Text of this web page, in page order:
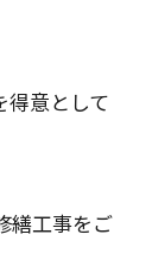
得意として
繕工事をご